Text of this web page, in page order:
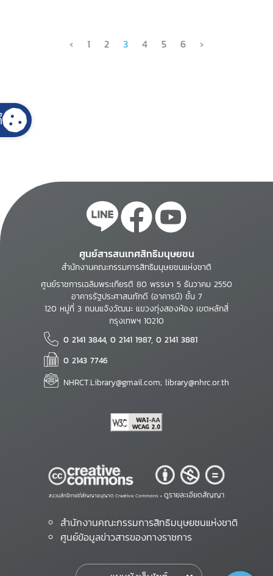
‹ 1 2 3 4 5 6 ›
ศูนย์สารสนเทศสิทธิมนุษยชน
สำนักงานคณะกรรมการสิทธิมนุษยชนแห่งชาติ
ศูนย์ราชการเฉลิมพระเกียรติ 80 พรรษา 5 ธันวาคม 2550
อาคารรัฐประศาสนภักดี (อาคารบี) ชั้น 7
120 หมู่ที่ 3 ถนนแจ้งวัฒนะ แขวงทุ่งสองห้อง เขตหลักสี่
กรุงเทพฯ 10210
0 2141 3844, 0 2141 1987, 0 2141 3881
0 2143 7746
NHRCT.Library@gmail.com; library@nhrc.or.th
สงวนสิทธิ์ภายใต้สัญญาอนุญาต Creative Commons • ดูรายละเอียดสัญญา
สำนักงานคณะกรรมการสิทธิมนุษยชนแห่งชาติ
ศูนย์ข้อมูลข่าวสารของทางราชการ